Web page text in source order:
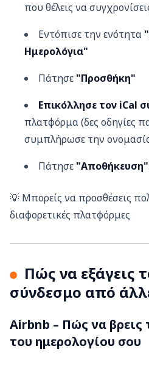
που θέλεις να
Εντόπισε την ενότητα
Ημερολόγια"
Πάτησε "Προσθήκη"
Επικόλλησε τον iCal
πλατφόρμα (δες οδηγίες
συμπλήρωσε την
Πάτησε "Αποθήκευση".
💡 Μπορείς να προσθέσεις
διαφορετικές πλατφόρμες
Πώς να εξάγεις
σύνδεσμο από
Airbnb – Πώς να βρεις
του ημερολογίου σου